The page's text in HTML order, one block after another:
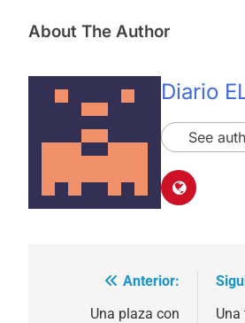
About The Author
Diario
See
Navegación
Anterior:
Una plaza con
Una